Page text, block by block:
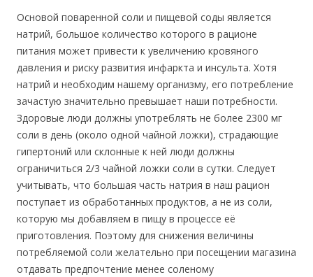
Основой поваренной соли и пищевой соды является
натрий, большое количество которого в рационе
питания может привести к увеличению кровяного
давления и риску развития инфаркта и инсульта. Хотя
натрий и необходим нашему организму, его потребление
зачастую значительно превышает наши потребности.
Здоровые люди должны употреблять не более 2300 мг
соли в день (около одной чайной ложки), страдающие
гипертоний или склонные к ней люди должны
ограничиться 2/3 чайной ложки соли в сутки. Следует
учитывать, что большая часть натрия в наш рацион
поступает из обработанных продуктов, а не из соли,
которую мы добавляем в пищу в процессе её
приготовления. Поэтому для снижения величины
потребляемой соли желательно при посещении магазина
отдавать предпочтение менее соленому